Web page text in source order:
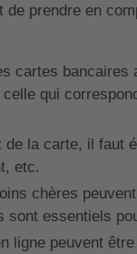
prendre en
cartes
qui
de la carte, il faut
etc.
chères
essentiels
ligne peuvent